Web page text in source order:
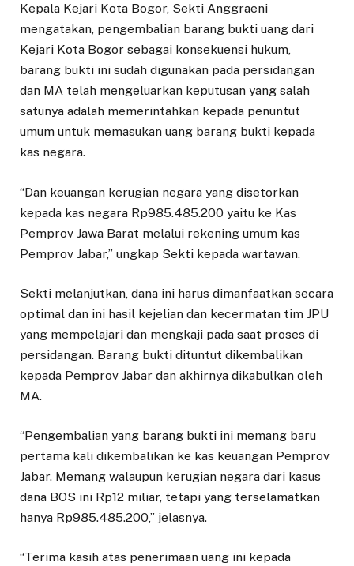
Kepala Kejari Kota Bogor, Sekti Anggraeni
mengatakan, pengembalian barang bukti uang dari
Kejari Kota Bogor sebagai konsekuensi hukum,
barang bukti ini sudah digunakan pada persidangan
dan MA telah mengeluarkan keputusan yang salah
satunya adalah memerintahkan kepada penuntut
umum untuk memasukan uang barang bukti kepada
kas negara.
“Dan keuangan kerugian negara yang disetorkan
kepada kas negara Rp985.485.200 yaitu ke Kas
Pemprov Jawa Barat melalui rekening umum kas
Pemprov Jabar,” ungkap Sekti kepada wartawan.
Sekti melanjutkan, dana ini harus dimanfaatkan secara
optimal dan ini hasil kejelian dan kecermatan tim JPU
yang mempelajari dan mengkaji pada saat proses di
persidangan. Barang bukti dituntut dikembalikan
kepada Pemprov Jabar dan akhirnya dikabulkan oleh
MA.
“Pengembalian yang barang bukti ini memang baru
pertama kali dikembalikan ke kas keuangan Pemprov
Jabar. Memang walaupun kerugian negara dari kasus
dana BOS ini Rp12 miliar, tetapi yang terselamatkan
hanya Rp985.485.200,” jelasnya.
“Terima kasih atas penerimaan uang ini kepada